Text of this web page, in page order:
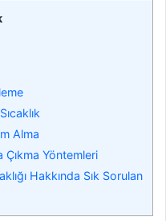
Alma
Çıkma Yöntemleri
Hakkında Sık Sorulan